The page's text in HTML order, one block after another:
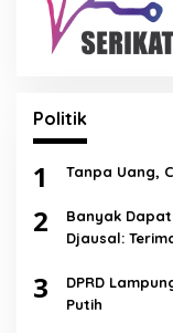
Politik
1 Tanpa Uang,
2
Banyak
Djausal:
3
DPRD
Putih